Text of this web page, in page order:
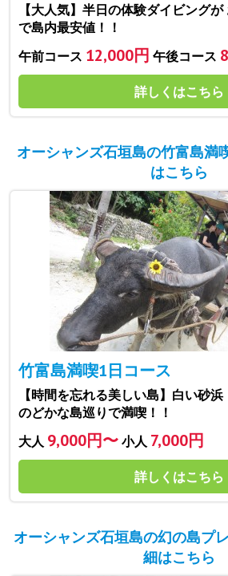
【大人気】半日の体験ダイビング
で島内最安値！！
午前コース 12,000円 午後コース
詳しくはこちら
オーシャンズ石垣島の竹富島満
はこちら
竹富島満喫1日コース
【時間を忘れる美しい島】白い砂
のどかな島巡りで満喫！！
大人 9,000円〜 小人 7,000円
詳しくはこちら
オーシャンズ石垣島の幻の島プ
細はこちら